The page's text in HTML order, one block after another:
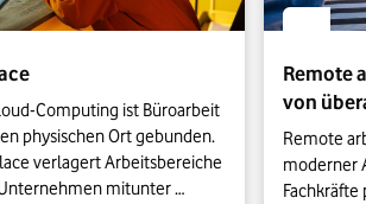
Computing ist Büroarbeit
physischen Ort gebunden.
verlagert Arbeitsbereiche
mitunter
Remote
von
Remote
moderner